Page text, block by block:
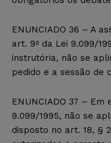
ENUNCIADO 36 – A
art. 9º da Lei 9.099/
instrutória, não se
pedido e a sessão de
ENUNCIADO 37 – Em
9.099/1995, não se
disposto no art. 18, §